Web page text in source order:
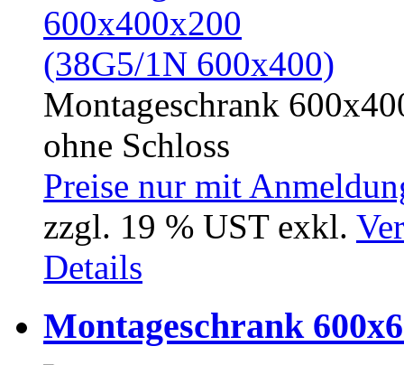
Montageschrank
ohne Schloss
Preise nur mit
zzgl. 19 % UST exkl.
Details
Montageschrank